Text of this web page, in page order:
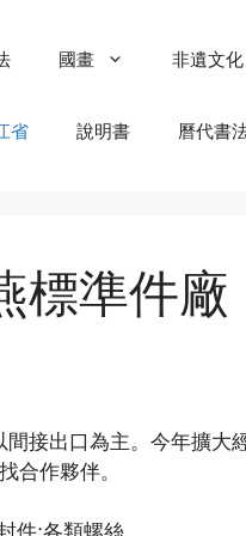
國畫 非遺文化
省 說明書 曆代書
標準件廠
接出口為主。今年擴大
合作夥伴。